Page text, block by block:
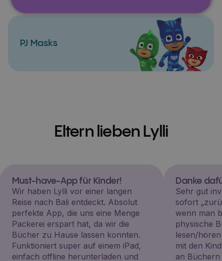
PJ Masks
Eltern lieben Lylli
Must-have-App für Kinder!
Wir haben Lylli vor einer langen
Reise nach Bali entdeckt. Absolut
perfekte App, die uns eine Menge
Packerei erspart hat, da wir die
Bücher zu Hause lassen konnten.
Funktioniert super auf einem iPad,
einfach offline herunterladen und
Danke
Sehr gut
sofort
wenn man
physische
lesen/
mit den
an Büchern